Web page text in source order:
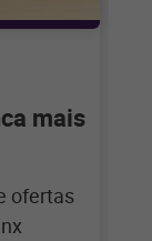
mais
ofertas